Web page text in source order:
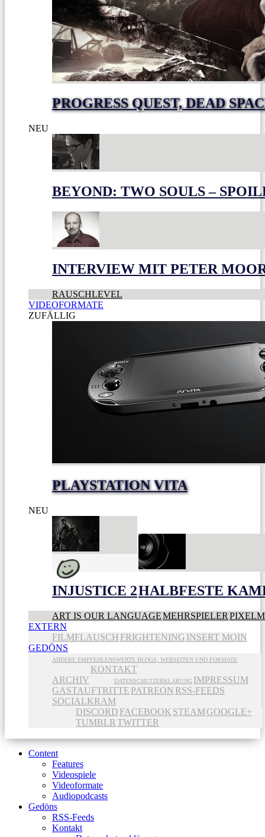
PROGRESS QUEST, DEAD
NEU
BEYOND: TWO SOULS –
INTERVIEW MIT PETER
RAUSCHLEVEL
VIDEOFORMATE
ZUFÄLLIG
PLAYSTATION VITA
NEU
INJUSTICE 2HALBFESTE
ART IS OUR LANGUAGEMEHRSPIELER
EXTERN
FILMFLAUSCH FRIGHTENING INSERT MOIN
GEDÖNS
ANDERE EMPFEHLENSWERTE BLOGS, WEBSEITEN UND FORMATE
ARCHIV
KONTAKT
DATENSCHUTZERKLÄRUNG IMPRESSUM
GASTAUFTRITTE PATREON RSS-FEEDS
SOCIALKRAM
DISCORD FACEBOOK STEAMGOOGLE+
TUMBLR TWITTER
Content
Features
Videospiele
Videoformate
Audiopodcasts
Gedöns
RSS-Feeds
Kontakt